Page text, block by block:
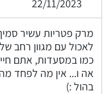
מרק פטריות עשיר
לאכול עם מגוון רחב
כמו במסעדות, אתם
אה ו... אין מה לפחד
בהול :)